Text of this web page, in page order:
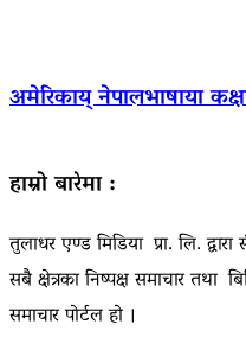
अमेरिकाय् नेपालभाषाया
हाम्रो बारेमा :
तुलाधर एण्ड मिडिया प्रा. लि.
सबै क्षेत्रका निष्पक्ष समाचार
समाचार पोर्टल हो ।